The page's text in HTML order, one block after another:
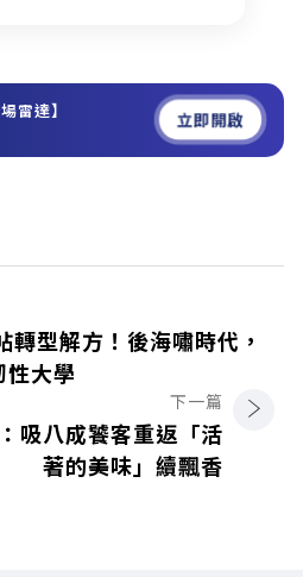
雷達】 立即開啟
型解方！後海嘯時代，
大學
下一篇
吸八成饕客重返「活
著的美味」續飄香